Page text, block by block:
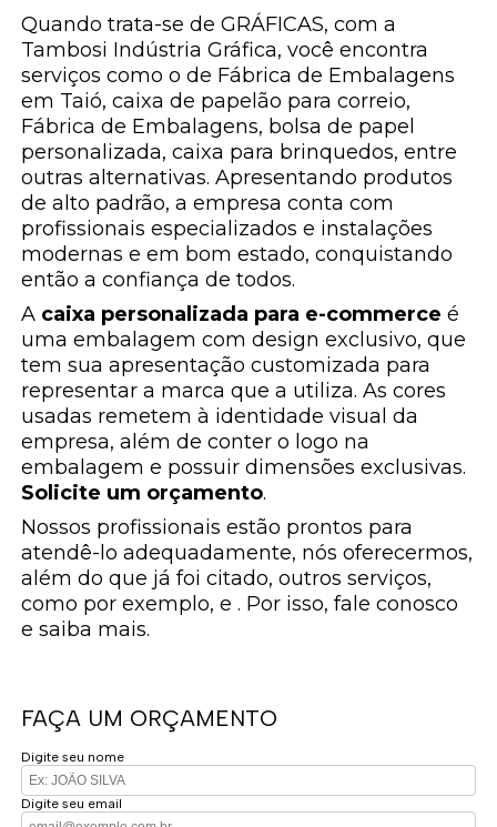
Quando trata-se de GRÁFICAS, com a
Tambosi Indústria Gráfica, você encontra
serviços como o de Fábrica de Embalagens
em Taió, caixa de papelão para correio,
Fábrica de Embalagens, bolsa de papel
personalizada, caixa para brinquedos, entre
outras alternativas. Apresentando produtos
de alto padrão, a empresa conta com
profissionais especializados e instalações
modernas e em bom estado, conquistando
então a confiança de todos.
A caixa personalizada para e-commerce é
uma embalagem com design exclusivo, que
tem sua apresentação customizada para
representar a marca que a utiliza. As cores
usadas remetem à identidade visual da
empresa, além de conter o logo na
embalagem e possuir dimensões exclusivas.
Solicite um orçamento.
Nossos profissionais estão prontos para
atendê-lo adequadamente, nós oferecermos,
além do que já foi citado, outros serviços,
como por exemplo, e . Por isso, fale conosco
e saiba mais.
FAÇA UM ORÇAMENTO
Digite seu nome
Digite seu email